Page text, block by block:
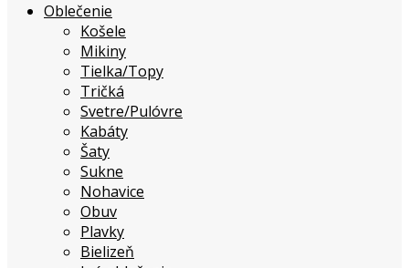
Oblečenie
Košele
Mikiny
Tielka/Topy
Tričká
Svetre/Pulóvre
Kabáty
Šaty
Sukne
Nohavice
Obuv
Plavky
Bielizeň